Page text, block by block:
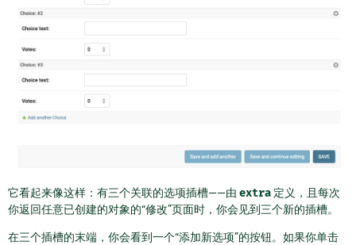
它看起来像这样：有三个关联的选项插槽——由 extra 定义，且每次
你返回任意已创建的对象的“修改”页面时，你会见到三个新的插槽。
在三个插槽的末端，你会看到一个“添加新选项”的按钮。如果你单击